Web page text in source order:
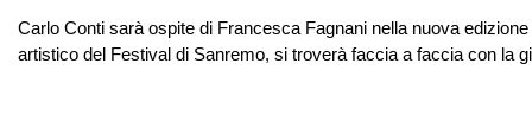
Carlo Conti sarà ospite di Francesca Fagnani nella nuova
artistico del Festival di Sanremo, si troverà faccia a faccia con la